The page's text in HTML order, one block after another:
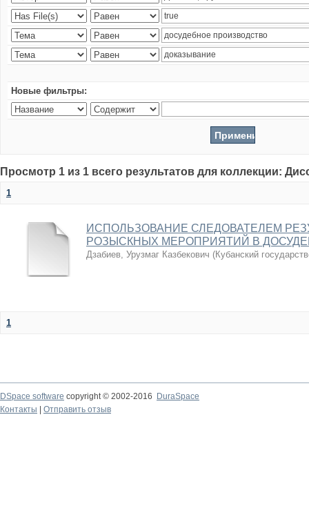
Новые фильтры:
Просмотр 1 из 1 всего результатов для коллекции:
1
ИСПОЛЬЗОВАНИЕ СЛЕДОВАТЕЛЕМ
РОЗЫСКНЫХ МЕРОПРИЯТИЙ В
Дзабиев, Урузмаг Казбекович (Кубанский
1
DSpace software copyright © 2002-2016
DuraSpace
Контакты
Отправить отзыв